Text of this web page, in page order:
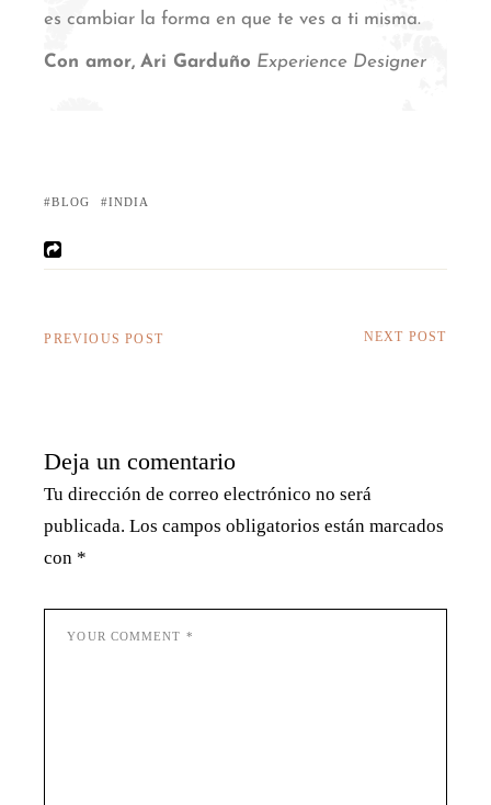
es cambiar la forma en que te ves a ti misma.
Con amor, Ari Garduño Experience Designer
BLOG INDIA
PREVIOUS POST NEXT POST
Deja un comentario
Tu dirección de correo electrónico no será
publicada. Los campos obligatorios están marcados
con *